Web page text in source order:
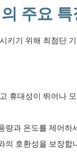
주요 특
키기 위해 최첨단
휴대성이 뛰어나
량과 온도를 제어하
의 호환성을 보장합